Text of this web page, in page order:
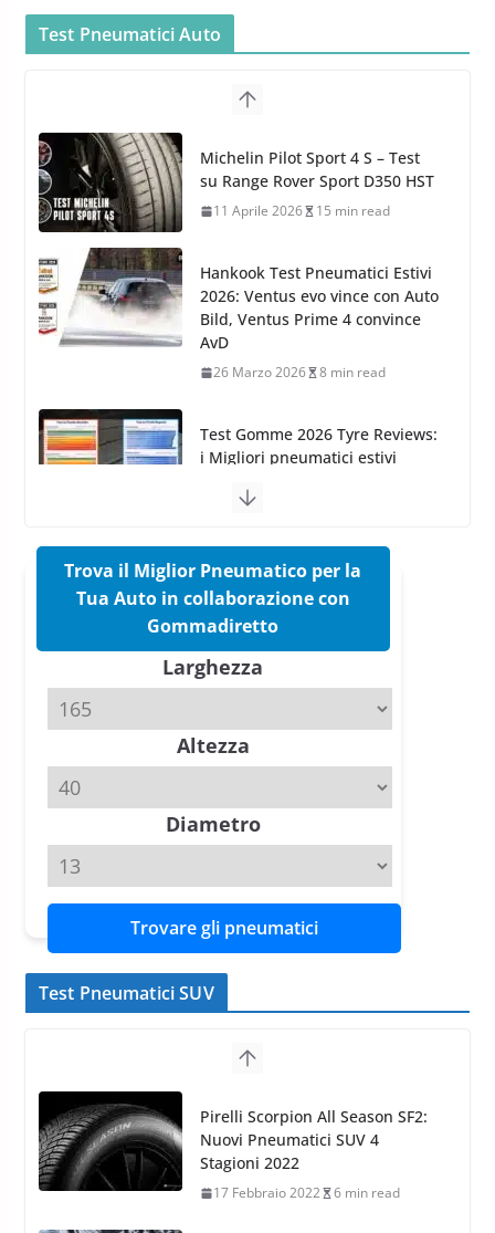
Car Care
26 Marzo 2025 2 min read
Azoto
26 Marzo 2025 2 min read
Test Pneumatici Auto
Hankook Test Pneumatici Estivi
2026: Ventus evo vince con Auto
Bild, Ventus Prime 4 convince
Test Gomme 2026 Tyre Reviews:
i Migliori pneumatici estivi
sportivi a confronto
Pirelli Cinturato 2026: due
confermano il salto tecnico del
Pirelli P Zero Trofeo RS: per
slick da battere
Michelin Pilot Sport 4 S – Test
su Range Rover Sport D350 HST
11 Aprile 2026 15 min read
Trova il Miglior Pneumatico per la
Tua Auto in collaborazione con
Gommadiretto
Larghezza
Altezza
Diametro
Trovare gli pneumatici
Test Pneumatici SUV
Nokian WR SUV 3: il 1°
pneumatico invernale al mondo
di classe A
13 Maggio 2015 2 min read